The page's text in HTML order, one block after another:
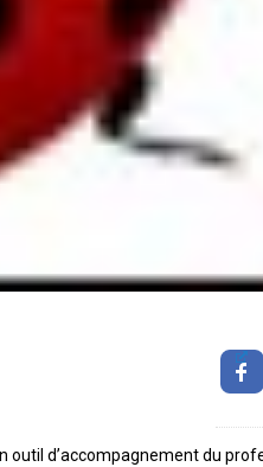
outil d’accompagnement du